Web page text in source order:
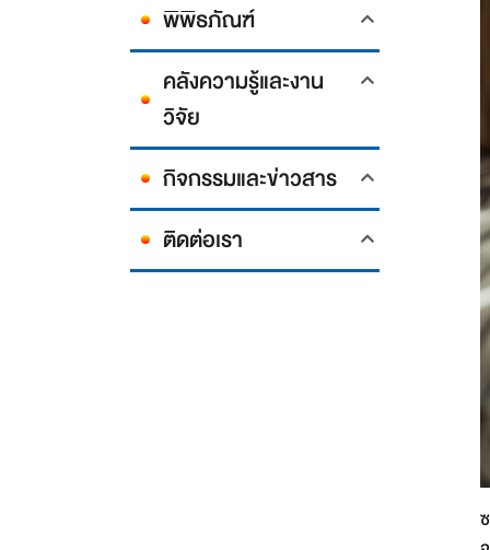
พิพิธภัณฑ์
คลังความรู้และงาน
วิจัย
กิจกรรมและข่าวสาร
ติดต่อเรา